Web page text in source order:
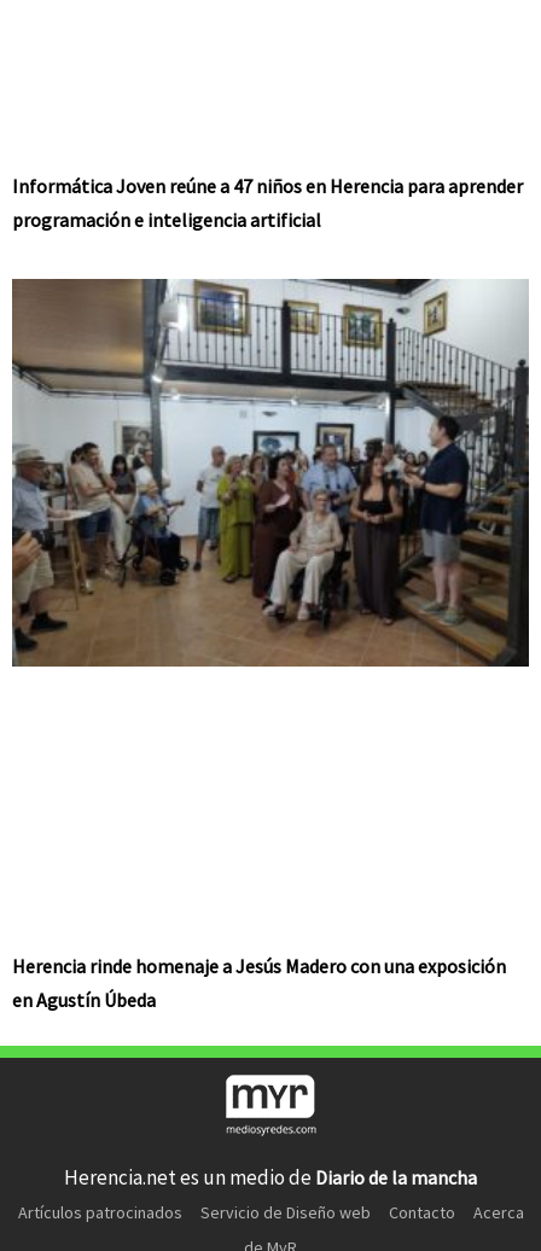
Informática Joven reúne a 47 niños en Herencia para aprender
programación e inteligencia artificial
Herencia rinde homenaje a Jesús Madero con una exposición
en Agustín Úbeda
Herencia.net es un medio de Diario de la mancha
Artículos patrocinados Servicio de Diseño web Contacto
Acerca